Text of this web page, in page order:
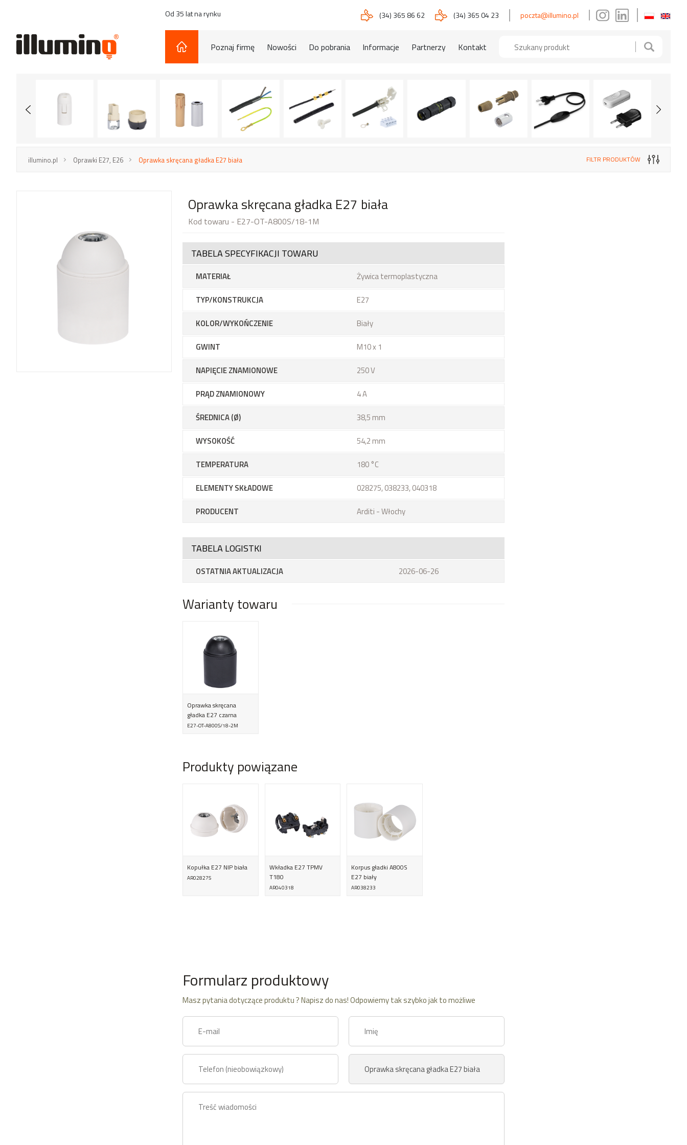
Od 35 lat na rynku (34) 365 86 62 (34) 365 04 23 poczta@illumino.pl
Poznaj firmę Nowości Do pobrania Informacje Partnerzy Kontakt
illumino.pl Oprawki E27, E26 Oprawka skręcana gładka E27 biała FILTR PRODUKTÓW
Oprawka skręcana gładka E27 biała
Kod towaru - E27-OT-A800S/18-1M
TABELA SPECYFIKACJI TOWARU
MATERIAŁ
Żywica termoplastyczna
TYP/KONSTRUKCJA
E27
KOLOR/WYKOŃCZENIE
Biały
GWINT
M10 x 1
NAPIĘCIE ZNAMIONOWE
250 V
PRĄD ZNAMIONOWY
4 A
ŚREDNICA (Ø)
38,5 mm
WYSOKOŚĆ
54,2 mm
TEMPERATURA
180 °C
ELEMENTY SKŁADOWE
028275, 038233, 040318
PRODUCENT
Arditi - Włochy
TABELA LOGISTKI
OSTATNIA AKTUALIZACJA 2026-06-26
Warianty towaru
Oprawka skręcana
gładka E27 czarna
E27-OT-A800S/18-2M
Produkty powiązane
Kopułka E27 NIP biała
AR028275
Wkładka E27 TPMV
T180
AR040318
Korpus gładki A800S
E27 biały
AR038233
Formularz produktowy
Masz pytania dotyczące produktu ? Napisz do nas! Odpowiemy tak szybko jak to możliwe